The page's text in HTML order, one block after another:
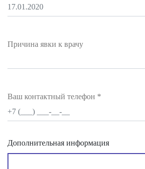
Причина явки к врачу
Ваш контактный телефон *
Дополнительная информация